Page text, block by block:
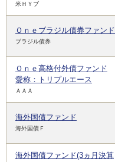
米ＨＹブ
Ｏｎｅブラジル債券ファンド
ブラジル債券
Ｏｎｅ高格付外債ファンド
愛称：トリプルエース
ＡＡＡ
海外国債ファンド
海外国債Ｆ
海外国債ファンド(3ヵ月決算